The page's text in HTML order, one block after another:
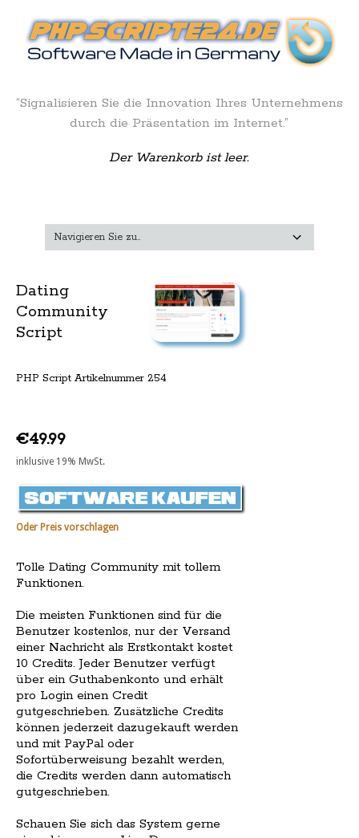
“Signalisieren Sie die Innovation Ihres Unternehmens
durch die Präsentation im Internet.”
Der Warenkorb ist leer.
Dating
Community
Script
PHP Script Artikelnummer 254
€49.99
inklusive 19% MwSt.
Oder Preis vorschlagen
Tolle Dating Community mit tollem
Funktionen.
Die meisten Funktionen sind für die
Benutzer kostenlos, nur der Versand
einer Nachricht als Erstkontakt kostet
10 Credits. Jeder Benutzer verfügt
über ein Guthabenkonto und erhält
pro Login einen Credit
gutgeschrieben. Zusätzliche Credits
können jederzeit dazugekauft werden
und mit PayPal oder
Sofortüberweisung bezahlt werden,
die Credits werden dann automatisch
gutgeschrieben.
Schauen Sie sich das System gerne